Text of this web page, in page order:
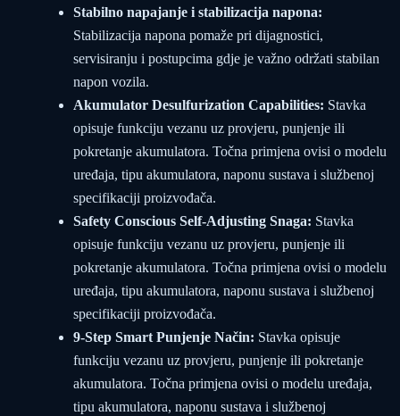
Stabilno napajanje i stabilizacija napona:
Stabilizacija napona pomaže pri dijagnostici,
servisiranju i postupcima gdje je važno održati stabilan
napon vozila.
Akumulator Desulfurization Capabilities: Stavka
opisuje funkciju vezanu uz provjeru, punjenje ili
pokretanje akumulatora. Točna primjena ovisi o modelu
uređaja, tipu akumulatora, naponu sustava i službenoj
specifikaciji proizvođača.
Safety Conscious Self-Adjusting Snaga: Stavka
opisuje funkciju vezanu uz provjeru, punjenje ili
pokretanje akumulatora. Točna primjena ovisi o modelu
uređaja, tipu akumulatora, naponu sustava i službenoj
specifikaciji proizvođača.
9-Step Smart Punjenje Način: Stavka opisuje
funkciju vezanu uz provjeru, punjenje ili pokretanje
akumulatora. Točna primjena ovisi o modelu uređaja,
tipu akumulatora, naponu sustava i službenoj